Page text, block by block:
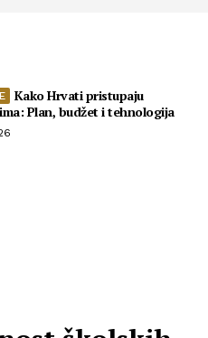
Kako Hrvati pristupaju
Plan, budžet i tehnologija